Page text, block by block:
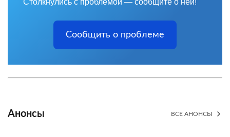
Столкнулись с проблемой — сообщите о ней!
Сообщить о проблеме
Анонсы ВСЕ АНОНСЫ